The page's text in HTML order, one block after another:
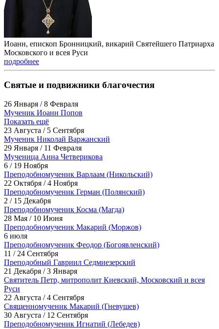
Иоанн, епископ Бронницкий, викарий Святейшего Патриарха
Московского и всея Руси
подробнее
Святые и подвижники благочестия
26 Января / 8 Февраля
Мученик Иоанн Попов
Показать ещё
23 Августа / 5 Сентября
Мученик Николай Варжанский
29 Января / 11 Февраля
Мученица Анна Четверикова
6 / 19 Ноября
Преподобномученик Варлаам (Никольский)
22 Октября / 4 Ноября
Преподобномученик Герман (Полянский)
2 / 15 Декабря
Преподобномученик Косма (Магда)
28 Мая / 10 Июня
Преподобномученик Макарий (Моржов)
6 июля
Преподобномученик Феодор (Богоявленский)
11 / 24 Сентября
Преподобный Гавриил Седмиезерский
21 Декабря / 3 Января
Святитель Петр, митрополит Киевский, Московский и всея
Руси
22 Августа / 4 Сентября
Священномученик Макарий (Гневушев)
30 Августа / 12 Сентября
Преподобномученик Игнатий (Лебедев)